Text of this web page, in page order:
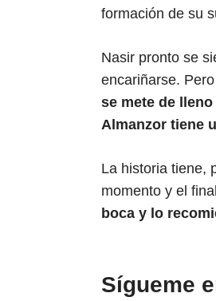
formación de su
Nasir pronto se
encariñarse. Pero
se mete de
Almanzor tiene
La historia tiene,
momento y el
boca y lo
Sígueme